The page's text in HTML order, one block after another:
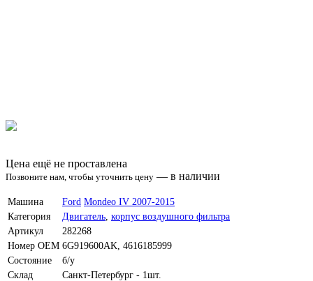
Цена ещё не проставлена
Позвоните нам, чтобы уточнить цену — в наличии
Машина Ford Mondeo IV 2007-2015
Категория
Двигатель корпус воздушного фильтра
Артикул
282268
Номер OEM 6G919600AK, 4616185999
Состояние
б/у
Склад
Санкт-Петербург - 1шт.